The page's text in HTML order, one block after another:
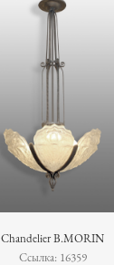
Chandelier B.MORIN
Ссылка: 16359